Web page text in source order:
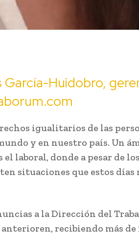
García-Huidobro,
igualitarios de las
y en nuestro país. Un
el laboral, donde a pesar de
situaciones que estos días
a la Dirección del
anterioren, recibiendo más